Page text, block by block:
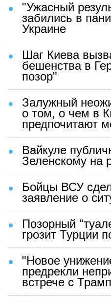
"Ужасный
забились в
Украине
Шаг Киева
бешенства в
позор"
Залужный
о том, о чем в
предпочитают
Вайкуле
Зеленскому на
Бойцы ВСУ
заявление о
Позорный
грозит Турции
"Новое
предрекли
встрече с